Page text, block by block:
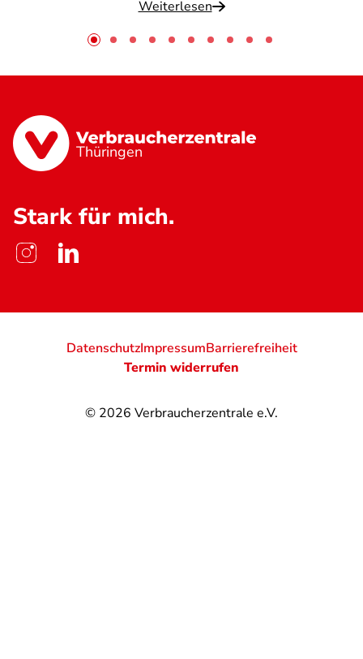
Weiterlesen
Thüringen
Stark für mich.
© 2026 Verbraucherzentrale e.V.
DatenschutzImpressumBarrierefreiheit
Termin widerrufen